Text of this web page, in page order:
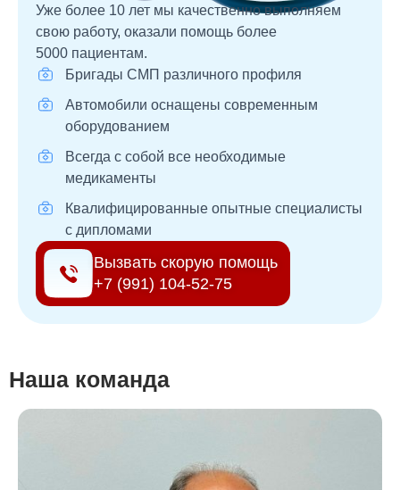
Уже более 10 лет мы качественно выполняем
свою работу, оказали помощь более
5000 пациентам.
Бригады СМП различного профиля
Автомобили оснащены современным
оборудованием
Всегда с собой все необходимые
медикаменты
Квалифицированные опытные специалисты
с дипломами
Вызвать скорую помощь
+7 (991) 104-52-75
Наша команда